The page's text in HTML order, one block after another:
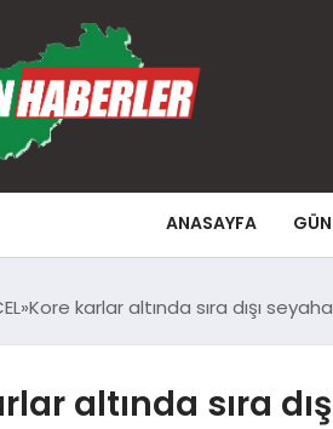
ANASAYFA
Kore karlar altında sıra dışı
altında sıra